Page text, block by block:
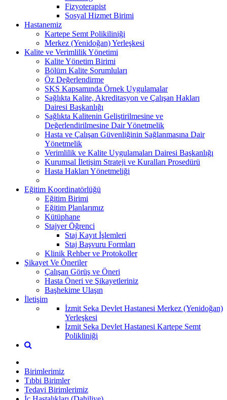
Fizyoterapist
Sosyal Hizmet Birimi
Hastanemiz
Kartepe Semt Polikiliniği
Merkez (Yenidoğan) Yerleşkesi
Kalite ve Verimlilik Yönetimi
Kalite Yönetim Birimi
Bölüm Kalite Sorumluları
Öz Değerlendirme
SKS Kapsamında Örnek Uygulamalar
Sağlıkta Kalite, Akreditasyon ve Çalışan Hakları
Dairesi Başkanlığı
Sağlıkta Kalitenin Geliştirilmesine ve
Değerlendirilmesine Dair Yönetmelik
Hasta ve Çalışan Güvenliğinin Sağlanmasına Dair
Yönetmelik
Verimlilik ve Kalite Uygulamaları Dairesi Başkanlığı
Kurumsal İletişim Strateji ve Kuralları Prosedürü
Hasta Hakları Yönetmeliği
Eğitim Koordinatörlüğü
Eğitim Birimi
Eğitim Planlarımız
Kütüphane
Stajyer Öğrenci
Staj Kayıt İşlemleri
Staj Başvuru Formları
Klinik Rehber ve Protokoller
Şikayet Ve Öneriler
Çalışan Görüş ve Öneri
Hasta Öneri ve Şikayetleriniz
Başhekime Ulaşın
İletişim
İzmit Seka Devlet Hastanesi Merkez (Yenidoğan)
Yerleşkesi
İzmit Seka Devlet Hastanesi Kartepe Semt
Polikliniği
Birimlerimiz
Tıbbi Birimler
Tedavi Birimlerimiz